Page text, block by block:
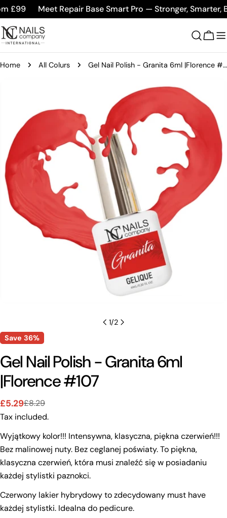
Skip
to
content
£99 Meet Repair Base Smart Pro — Stronger, Smarter,
Cart
Home All Colurs Gel Nail Polish - Granita 6ml |Florence #107
information
media 0 in modal
1/2
Save 36%
Gel Nail Polish - Granita 6ml
|Florence #107
Sale
price
£5.29
Regular
price
£8.29
Tax included.
Wyjątkowy kolor!!! Intensywna, klasyczna, piękna czerwień!!!
Bez malinowej nuty. Bez ceglanej poświaty. To piękna,
klasyczna czerwień, która musi znaleźć się w posiadaniu
każdej stylistki paznokci.
Czerwony lakier hybrydowy to zdecydowany must have
każdej stylistki. Idealna do pedicure.
Ask a question
Your